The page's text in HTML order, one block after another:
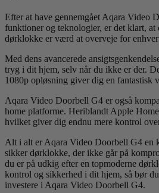
Efter at have gennemgået Aqara Video
funktioner og teknologier, er det klart, at
dørklokke er værd at overveje for enhver
Med dens avancerede
tryg i dit hjem, selv når du ikke er der.
1080p opløsning giver dig en fantastisk
Aqara Video Doorbell G4 er også
home platforme. Heriblandt Apple
hvilket giver dig endnu mere kontrol
Alt i alt er Aqara Video Doorbell G4 en
sikker dørklokke, der ikke går på
du er på udkig efter en topmoderne
kontrol og sikkerhed i dit hjem, så bør
investere i Aqara Video Doorbell G4.